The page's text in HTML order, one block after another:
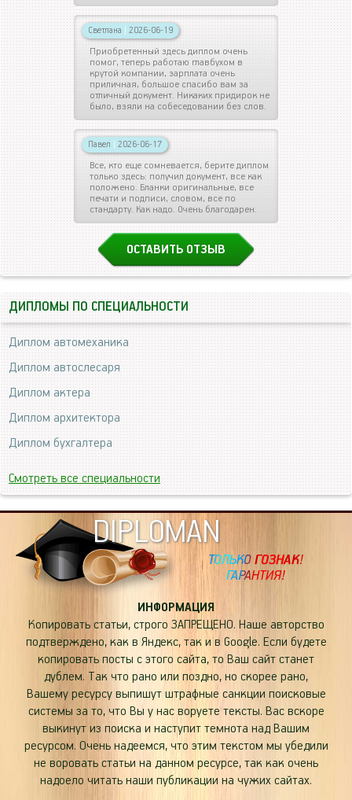
Светлана 2026-06-19
Приобретенный здесь диплом очень
помог, теперь работаю главбухом в
крутой компании, зарплата очень
приличная, большое спасибо вам за
отличный документ. Никаких придирок не
было, взяли на собеседовании без слов.
Павел 2026-06-17
Все, кто еще сомневается, берите диплом
только здесь: получил документ, все как
положено. Бланки оригинальные, все
печати и подписи, словом, все по
стандарту. Как надо. Очень благодарен.
ОСТАВИТЬ ОТЗЫВ
ДИПЛОМЫ ПО СПЕЦИАЛЬНОСТИ
Диплом автомеханика
Диплом автослесаря
Диплом актера
Диплом архитектора
Диплом бухгалтера
Смотреть все специальности
DIPLOMAN
ИНФОРМАЦИЯ
Копировать статьи, строго ЗАПРЕЩЕНО. Наше авторство
подтверждено, как в Яндекс, так и в Google. Если будете
копировать посты с этого сайта, то Ваш сайт станет
дублем. Так что рано или поздно, но скорее рано,
Вашему ресурсу выпишут штрафные санкции поисковые
системы за то, что Вы у нас воруете тексты. Вас вскоре
выкинут из поиска и наступит темнота над Вашим
ресурсом. Очень надеемся, что этим текстом мы убедили
не воровать статьи на данном ресурсе, так как очень
надоело читать наши публикации на чужих сайтах.